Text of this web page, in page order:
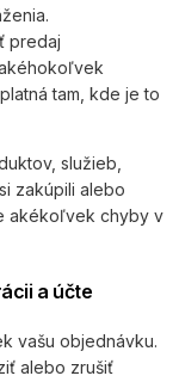
predaj
tam, kde je to
služieb,
zakúpili alebo
akékoľvek chyby v
a účte
vašu objednávku.
alebo zrušiť